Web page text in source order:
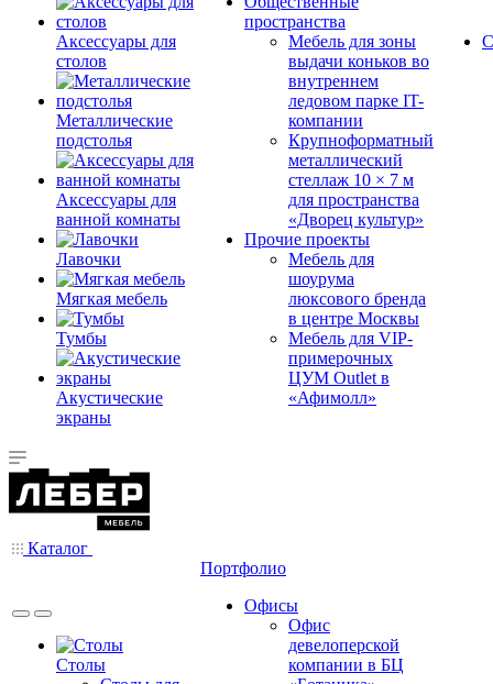
Аксессуары для
столов
Металлические
подстолья
Аксессуары для
ванной комнаты
Лавочки
Мягкая мебель
Тумбы
Акустические
экраны
пространства
Мебель для зоны
выдачи коньков во
внутреннем
ледовом парке IT-
компании
Крупноформатный
металлический
стеллаж 10 × 7 м
для пространства
«Дворец культур»
Прочие проекты
Мебель для
шоурума
люксового бренда
в центре Москвы
Мебель для VIP-
примерочных
ЦУМ Outlet в
«Афимолл»
Каталог
Столы
Портфолио
Офисы
Офис
девелоперской
компании в БЦ